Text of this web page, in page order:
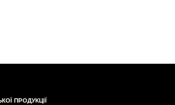
ПРОДУКЦІЇ